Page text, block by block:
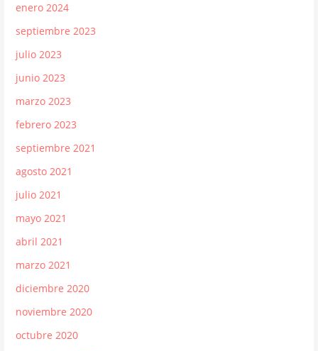
enero 2024
septiembre 2023
julio 2023
junio 2023
marzo 2023
febrero 2023
septiembre 2021
agosto 2021
julio 2021
mayo 2021
abril 2021
marzo 2021
diciembre 2020
noviembre 2020
octubre 2020